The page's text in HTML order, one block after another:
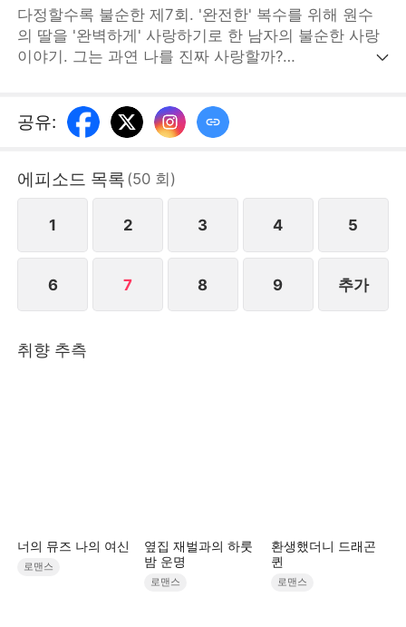
다정할수록 불순한 제7회. '완전한' 복수를 위해 원수
의 딸을 '완벽하게' 사랑하기로 한 남자의 불순한 사랑
이야기. 그는 과연 나를 진짜 사랑할까?
공유:
에피소드 목록 (50 회)
1 2 3 4 5
6 7 8 9 추가
취향 추측
너의 뮤즈 나의 여신
로맨스
옆집 재벌과의 하룻
밤 운명
로맨스
환생했더니 드래곤
퀸
로맨스